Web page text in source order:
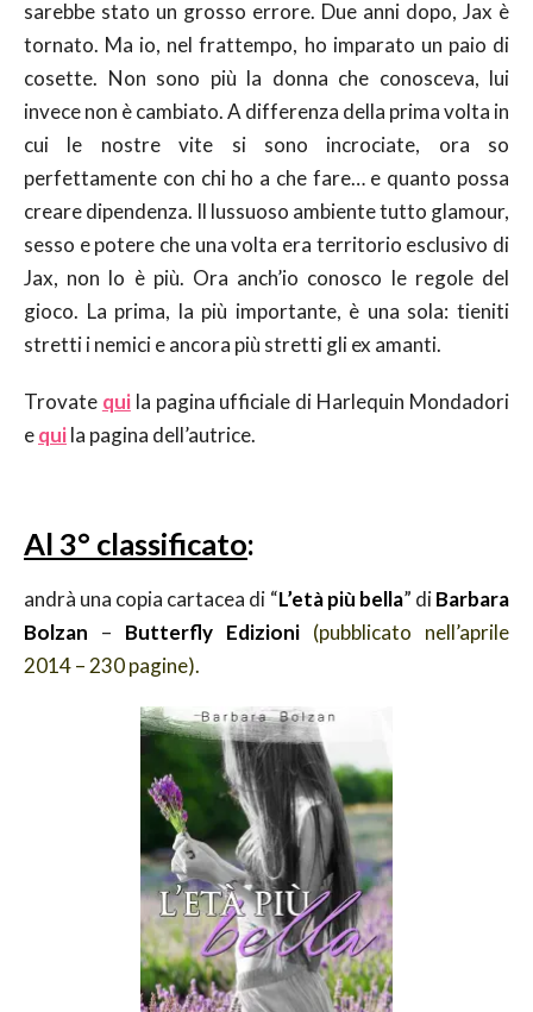
sarebbe stato un grosso errore. Due anni dopo, Jax è
tornato. Ma io, nel frattempo, ho imparato un paio di
cosette. Non sono più la donna che conosceva, lui
invece non è cambiato. A differenza della prima volta in
cui le nostre vite si sono incrociate, ora so
perfettamente con chi ho a che fare… e quanto possa
creare dipendenza. Il lussuoso ambiente tutto glamour,
sesso e potere che una volta era territorio esclusivo di
Jax, non lo è più. Ora anch’io conosco le regole del
gioco. La prima, la più importante, è una sola: tieniti
stretti i nemici e ancora più stretti gli ex amanti.
Trovate qui la pagina ufficiale di Harlequin Mondadori
equila pagina dell’autrice.
Al 3° classificato:
andrà una copia cartacea di “L’età più bella” diBarbara
Bolzan – Butterfly Edizioni (pubblicato nell’aprile
2014 – 230 pagine).